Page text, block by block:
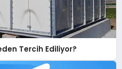
Tercih Ediliyor?